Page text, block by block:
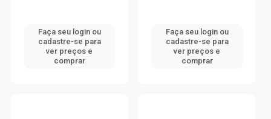
Faça seu login ou
cadastre-se para
ver preços e
comprar
Faça seu login ou
cadastre-se para
ver preços e
comprar